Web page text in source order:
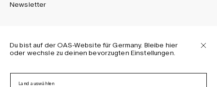
Newsletter
Melden Sie sich an, um die neuesten Informationen über
Du bist auf der OAS-Website für Germany. Bleibe hier
oder wechsle zu deinen bevorzugten Einstellungen.
Land auswählen